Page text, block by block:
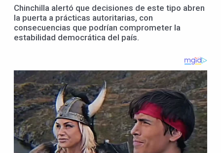
Chinchilla alertó que decisiones de este tipo abren
la puerta a prácticas autoritarias, con
consecuencias que podrían comprometer la
estabilidad democrática del país.